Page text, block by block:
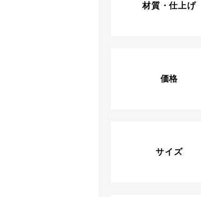
材質・仕上げ
価格
サイズ